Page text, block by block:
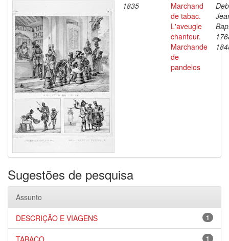
1835
Marchand
de tabac.
L'aveugle
chanteur.
Marchande
de
pandelos
Sugestões de pesquisa
Assunto
1
DESCRIÇÃO E VIAGENS
1
TABACO